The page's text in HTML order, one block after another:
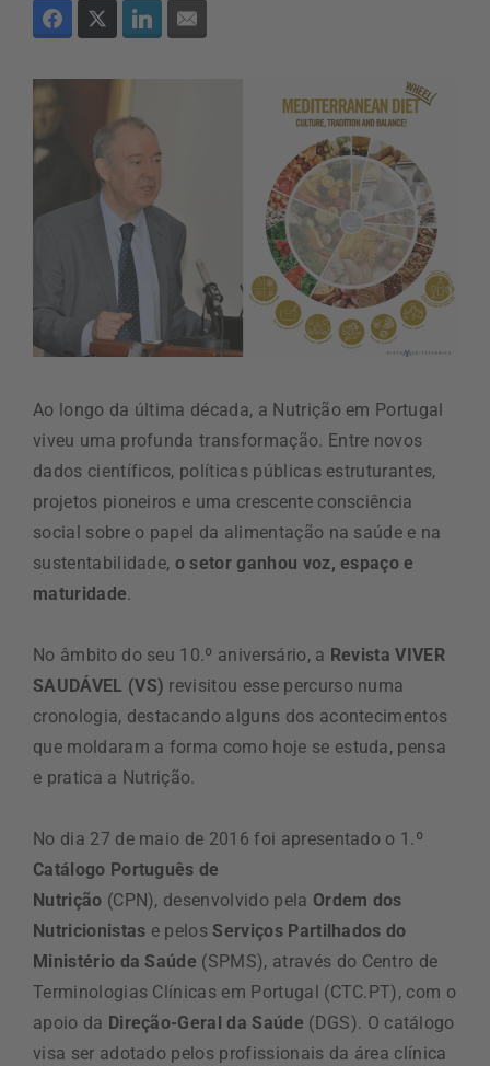
Ao longo da última década, a Nutrição em Portugal
viveu uma profunda transformação. Entre novos
dados científicos, políticas públicas estruturantes,
projetos pioneiros e uma crescente consciência
social sobre o papel da alimentação na saúde e na
sustentabilidade, o setor ganhou voz, espaço e
maturidade.
No âmbito do seu 10.º aniversário, a Revista VIVER
SAUDÁVEL (VS) revisitou esse percurso numa
cronologia, destacando alguns dos acontecimentos
que moldaram a forma como hoje se estuda, pensa
e pratica a Nutrição.
No dia 27 de maio de 2016 foi apresentado o 1.º
Catálogo Português de
Nutrição (CPN), desenvolvido pela Ordem dos
Nutricionistas e pelosServiços Partilhados do
Ministério da Saúde (SPMS), através do Centro de
Terminologias Clínicas em Portugal (CTC.PT), com o
apoio da Direção-Geral da Saúde (DGS). O catálogo
visa ser adotado pelos profissionais da área clínica